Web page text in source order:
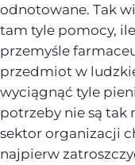
odnotowane. Tak
tam tyle pomocy,
przemyśle
przedmiot w
wyciągnąć tyle
potrzeby nie są tak
sektor organizacji
najpierw